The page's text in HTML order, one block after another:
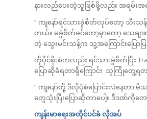
နားလည်ပေးတဲ့သူဖြစ်ဖို့လည်း အရမ်းအရေ
“ ကျနော်ရင်သားခွဲစိတ်လုပ်တော့ သီး
တယ်။ မခွဲစိတ်ခင်တော့မှာတော့ သေချာစ
တဲ့ သွေးမင်းသန့်က သူ့အကြောင်းပြောပ
ကိုပိုင်စိုးစံကလည်း ရင်သားခွဲစိတ်ပြီး
ပြောဆိုခံရတာရှိကြောင်း သူကြုံတွေ့ရတ
“ ကျနော်တို့ ဒီလိုပုံစံပြောင်းလဲနေတာ
တွေသုံးပြီးပြောဆိုတာပေါ့။ ဒီဒဏ်ကို
ကျန်းမာရေးအတိုင်ပင်ခံ လိုအပ်